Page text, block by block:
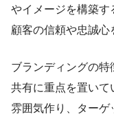
やイメージを構築す
顧客の信頼や忠誠心
ブランディングの
共有に重点を置いて
雰囲気作り、ターゲ